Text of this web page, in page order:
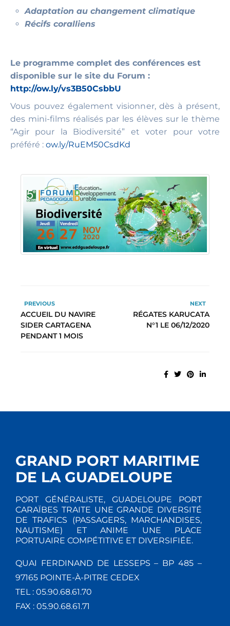
Adaptation au changement climatique
Récifs coralliens
Le programme complet des conférences est
disponible sur le site du Forum :
http://ow.ly/vs3B50CsbbU
Vous pouvez également visionner, dès à présent,
des mini-films réalisés par les élèves sur le thème
“Agir pour la Biodiversité” et voter pour votre
préféré : ow.ly/RuEM50CsdKd
PREVIOUS
ACCUEIL DU NAVIRE
SIDER CARTAGENA
PENDANT 1 MOIS
NEXT
RÉGATES KARUCATA
N°1 LE 06/12/2020
GRAND PORT MARITIME
DE LA GUADELOUPE
PORT GÉNÉRALISTE, GUADELOUPE PORT
CARAÏBES TRAITE UNE GRANDE DIVERSITÉ
DE TRAFICS (PASSAGERS, MARCHANDISES,
NAUTISME) ET ANIME UNE PLACE
PORTUAIRE COMPÉTITIVE ET DIVERSIFIÉE.
QUAI FERDINAND DE LESSEPS – BP 485 –
97165 POINTE-À-PITRE CEDEX
TEL : 05.90.68.61.70
FAX : 05.90.68.61.71